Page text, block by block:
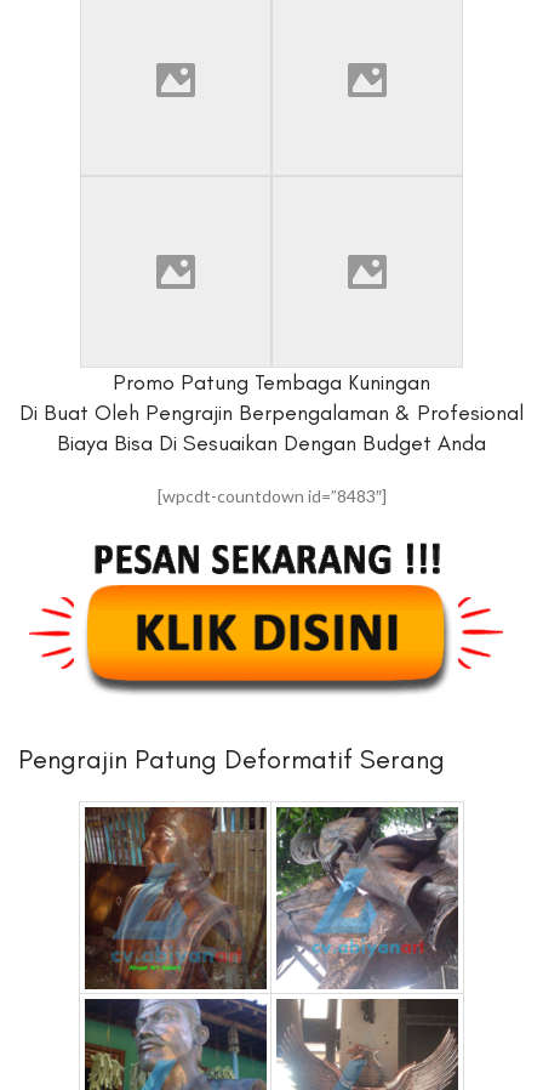
Promo Patung Tembaga Kuningan
Di Buat Oleh Pengrajin Berpengalaman & Profesional
Biaya Bisa Di Sesuaikan Dengan Budget Anda
[wpcdt-countdown id=”8483″]
Pengrajin Patung Deformatif Serang